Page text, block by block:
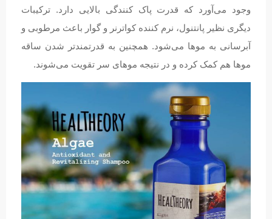
وجود می‌آورد که قدرت پاک کنندگی بالایی دارد. ترکیبات
دیگری نظیر پانتنول، نرم کننده کواترنر و گوار باعث مرطوبی و
آبرسانی به موها می‌شود. همچنین به قدرتمندتر شدن ساقه
موها هم کمک کرده و در نتیجه موهای سر تقویت می‌شوند.